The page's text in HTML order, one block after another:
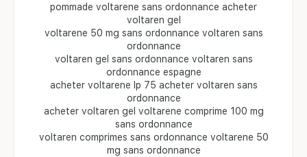
pommade voltarene sans ordonnance acheter
voltaren gel
voltarene 50 mg sans ordonnance voltaren sans
ordonnance
voltaren gel sans ordonnance voltaren sans
ordonnance espagne
acheter voltarene lp 75 acheter voltaren sans
ordonnance
acheter voltaren gel voltarene comprime 100 mg
sans ordonnance
voltaren comprimes sans ordonnance voltarene 50
mg sans ordonnance